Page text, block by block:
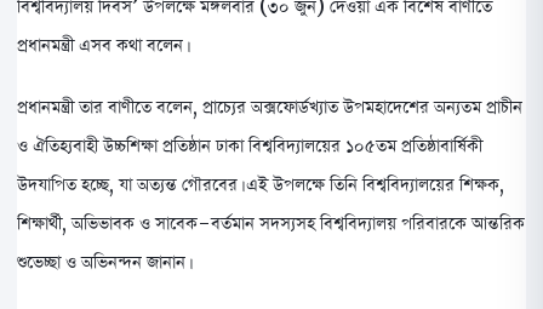
বিশ্ববিদ্যালয় দিবস’ উপলক্ষে মঙ্গলবার (৩০ জুন) দেওয়া এক বিশেষ বাণীতে
প্রধানমন্ত্রী এসব কথা বলেন।
প্রধানমন্ত্রী তার বাণীতে বলেন, প্রাচ্যের অক্সফোর্ডখ্যাত উপমহাদেশের অন্যতম প্রাচীন
ও ঐতিহ্যবাহী উচ্চশিক্ষা প্রতিষ্ঠান ঢাকা বিশ্ববিদ্যালয়ের ১০৫তম প্রতিষ্ঠাবার্ষিকী
উদযাপিত হচ্ছে, যা অত্যন্ত গৌরবের। এই উপলক্ষে তিনি বিশ্ববিদ্যালয়ের শিক্ষক,
শিক্ষার্থী, অভিভাবক ও সাবেক-বর্তমান সদস্যসহ বিশ্ববিদ্যালয় পরিবারকে আন্তরিক
শুভেচ্ছা ও অভিনন্দন জানান।